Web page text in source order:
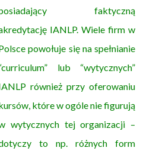
faktyczną
IANLP. Wiele firm w
powołuje się na spełnianie
lub “wytycznych”
również przy oferowaniu
które w ogóle nie figurują
wytycznych tej organizacji –
to np. różnych form